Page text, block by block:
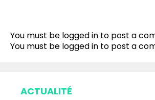
You must be logged in to post a
You must be logged in to post a
ACTUALITÉ
Pinterest